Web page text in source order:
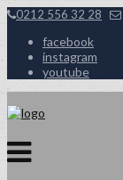
0212 556 32 28
facebook
instagram
youtube